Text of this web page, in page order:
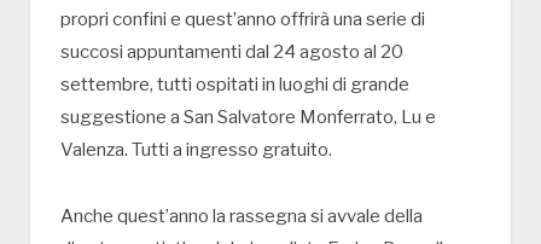
propri confini e quest’anno offrirà una serie di
succosi appuntamenti dal 24 agosto al 20
settembre, tutti ospitati in luoghi di grande
suggestione a San Salvatore Monferrato, Lu e
Valenza. Tutti a ingresso gratuito.
Anche quest’anno la rassegna si avvale della